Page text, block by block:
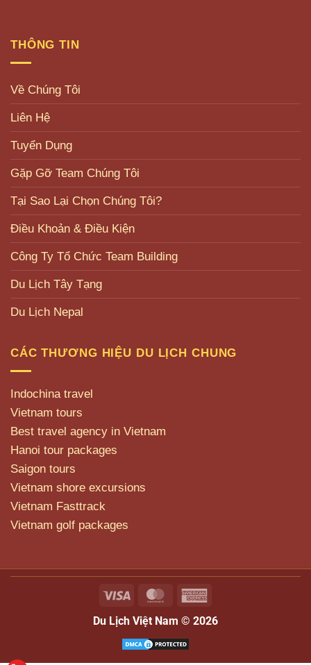
THÔNG TIN
Về Chúng Tôi
Liên Hệ
Tuyển Dụng
Gặp Gỡ Team Chúng Tôi
Tại Sao Lại Chọn Chúng Tôi?
Điều Khoản & Điều Kiện
Công Ty Tổ Chức Team Building
Du Lịch Tây Tạng
Du Lịch Nepal
CÁC THƯƠNG HIỆU DU LỊCH CHUNG
Indochina travel
Vietnam tours
Best travel agency in Vietnam
Hanoi tour packages
Saigon tours
Vietnam shore excursions
Vietnam Fasttrack
Vietnam golf packages
Visa MasterCard
Du Lịch Việt Nam © 2026